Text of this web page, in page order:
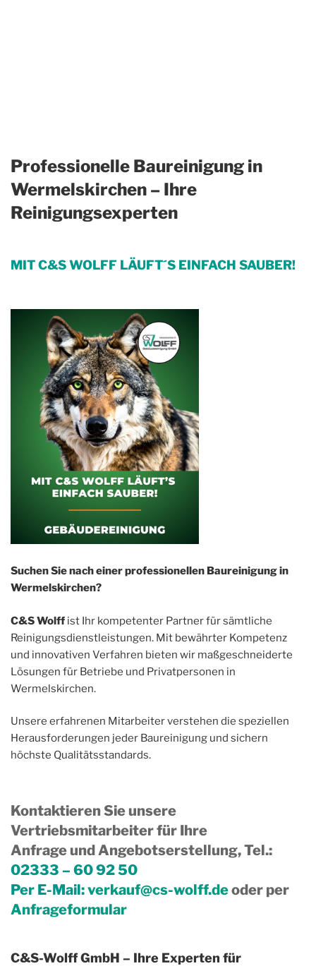
Professionelle Baureinigung in
Wermelskirchen – Ihre
Reinigungsexperten
MIT C&S WOLFF LÄUFT´S EINFACH SAUBER!
Suchen Sie nach einer professionellen Baureinigung in
Wermelskirchen?
C&S Wolff ist Ihr kompetenter Partner für sämtliche
Reinigungsdienstleistungen. Mit bewährter Kompetenz
und innovativen Verfahren bieten wir maßgeschneiderte
Lösungen für Betriebe und Privatpersonen in
Wermelskirchen.
Unsere erfahrenen Mitarbeiter verstehen die speziellen
Herausforderungen jeder Baureinigung und sichern
höchste Qualitätsstandards.
Kontaktieren Sie unsere
Vertriebsmitarbeiter für Ihre
Anfrage und Angebotserstellung, Tel.:
02333 – 60 92 50
Per E-Mail:verkauf@cs-wolff.deoder per
Anfrageformular
C&S-Wolff GmbH – Ihre Experten für